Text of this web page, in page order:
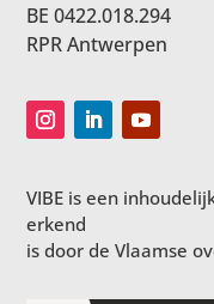
BE 0422.018.294
RPR Antwerpen
VIBE is een
erkend
is door de Vlaamse